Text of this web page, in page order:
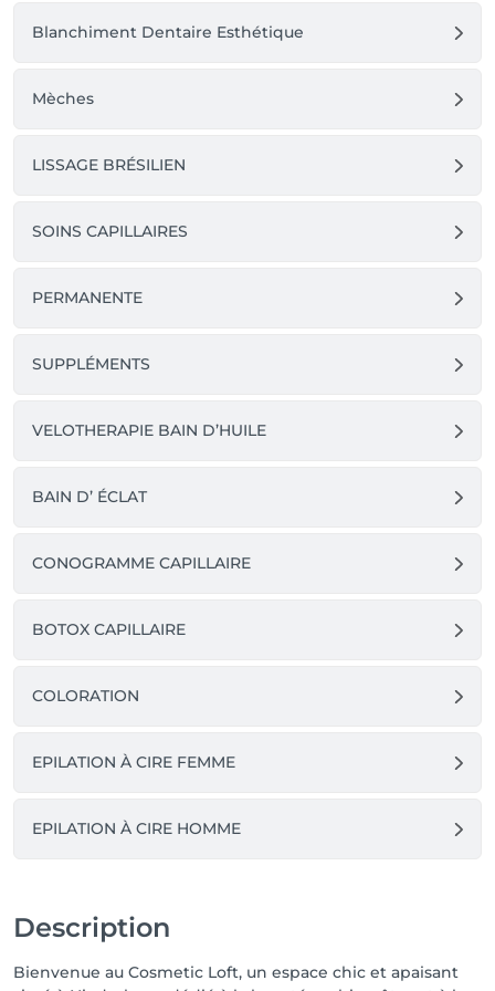
Blanchiment Dentaire Esthétique
Mèches
LISSAGE BRÉSILIEN
SOINS CAPILLAIRES
PERMANENTE
SUPPLÉMENTS
VELOTHERAPIE BAIN D’HUILE
BAIN D’ ÉCLAT
CONOGRAMME CAPILLAIRE
BOTOX CAPILLAIRE
COLORATION
EPILATION À CIRE FEMME
EPILATION À CIRE HOMME
Description
Bienvenue au Cosmetic Loft, un espace chic et apaisant